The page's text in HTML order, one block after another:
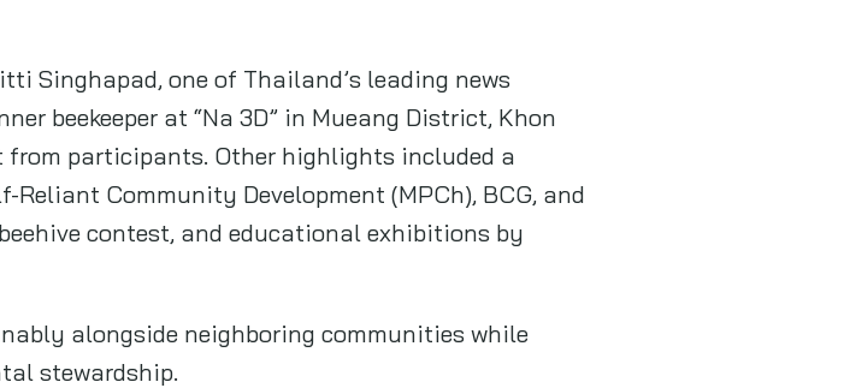
Singhapad, one of Thailand’s leading news
beekeeper at “Na 3D” in Mueang District, Khon
participants. Other highlights included a
Community Development (MPCh), BCG, and
contest, and educational exhibitions by
alongside neighboring communities while
stewardship.